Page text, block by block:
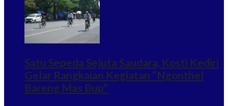
Satu Sepeda Sejuta Saudara, Kosti Kediri
Gelar Rangkaian Kegiatan “Ngonthel
Bareng Mas Bup”